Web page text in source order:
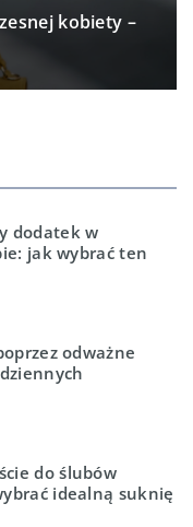
kobiety –
dodatek w
jak wybrać ten
odważne
do ślubów
idealną suknię